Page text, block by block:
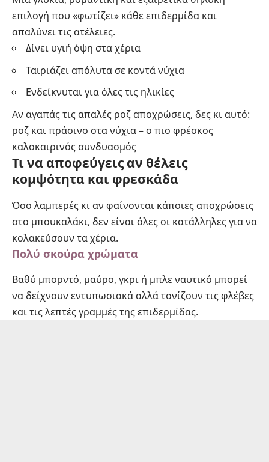
επιλογή που «φωτίζει» κάθε επιδερμίδα και
απαλύνει τις ατέλειες.
Δίνει υγιή όψη στα χέρια
Ταιριάζει απόλυτα σε κοντά νύχια
Ενδείκνυται για όλες τις ηλικίες
Αν αγαπάς τις απαλές ροζ αποχρώσεις, δες κι αυτό:
ροζ και πράσινο στα νύχια – ο πιο φρέσκος
καλοκαιρινός συνδυασμός
Τι να αποφεύγεις αν θέλεις
κομψότητα και φρεσκάδα
Όσο λαμπερές κι αν φαίνονται κάποιες αποχρώσεις
στο μπουκαλάκι, δεν είναι όλες οι κατάλληλες για να
κολακεύσουν τα χέρια.
Πολύ σκούρα χρώματα
Βαθύ μπορντό, μαύρο, γκρι ή μπλε ναυτικό μπορεί
να δείχνουν εντυπωσιακά αλλά τονίζουν τις φλέβες
και τις λεπτές γραμμές της επιδερμίδας.